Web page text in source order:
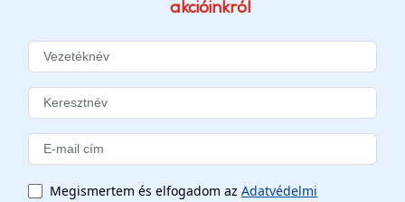
akcióinkról
Megismertem és elfogadom az Adatvédelmi